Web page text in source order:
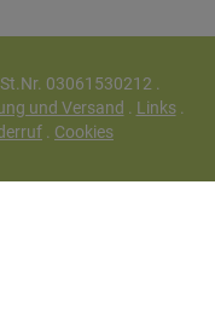
03061530212 .
und Versand . Links.
. Cookies